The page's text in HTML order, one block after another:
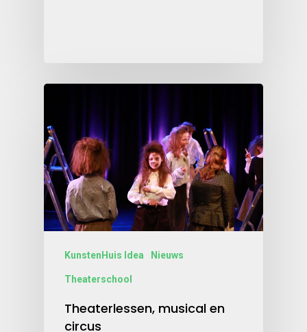
KunstenHuis Idea Nieuws
Theaterschool
Theaterlessen, musical en
circus